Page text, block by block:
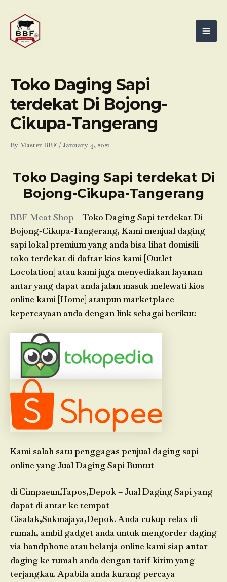
content
Toko Daging Sapi
terdekat Di Bojong-
Cikupa-Tangerang
By Master BBF /January 4, 2021
Toko Daging Sapi terdekat Di
Bojong-Cikupa-Tangerang
BBF Meat Shop – Toko Daging Sapi terdekat Di
Bojong-Cikupa-Tangerang, Kami menjual daging
sapi lokal premium yang anda bisa lihat domisili
toko terdekat di daftar kios kami [Outlet
Locolation] atau kami juga menyediakan layanan
antar yang dapat anda jalan masuk melewati kios
online kami [Home] ataupun marketplace
kepercayaan anda dengan link sebagai berikut:
Kami salah satu penggagas penjual daging sapi
online yang Jual Daging Sapi Buntut
di Cimpaeun,Tapos,Depok – Jual Daging Sapi yang
dapat di antar ke tempat
Cisalak,Sukmajaya,Depok. Anda cukup relax di
rumah, ambil gadget anda untuk mengorder daging
via handphone atau belanja online kami siap antar
daging ke rumah anda dengan tarif kirim yang
terjangkau. Apabila anda kurang percaya